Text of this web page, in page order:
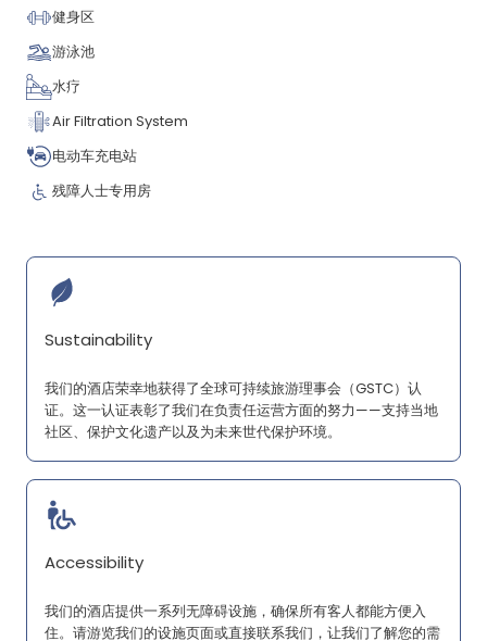
健身区
游泳池
水疗
Air Filtration System
电动车充电站
残障人士专用房
Sustainability
我们的酒店荣幸地获得了全球可持续旅游理事会（GSTC）认
证。这一认证表彰了我们在负责任运营方面的努力——支持当地
社区、保护文化遗产以及为未来世代保护环境。
Accessibility
我们的酒店提供一系列无障碍设施，确保所有客人都能方便入
住。请游览我们的设施页面或直接联系我们，让我们了解您的需